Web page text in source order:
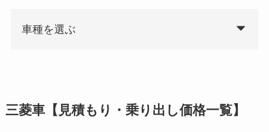
車種を選ぶ
三菱車【見積もり・乗り出し価格一覧】